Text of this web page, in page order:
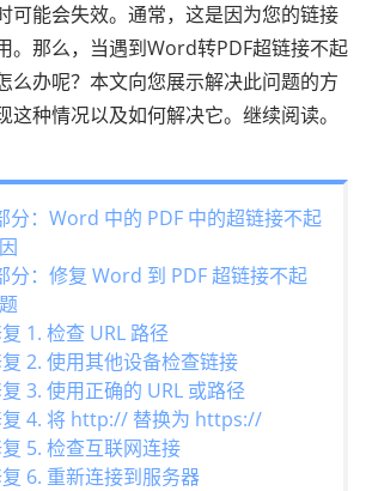
可能会失效。通常，这是因为您的链接
。那么，当遇到Word转PDF超链接不起
么办呢？本文向您展示解决此问题的方
这种情况以及如何解决它。继续阅读。
分：Word 中的 PDF 中的超链接不起
分：修复 Word 到 PDF 超链接不起
1. 检查 URL 路径
2. 使用其他设备检查链接
3. 使用正确的 URL 或路径
4. 将 http:// 替换为 https://
5. 检查互联网连接
6. 重新连接到服务器